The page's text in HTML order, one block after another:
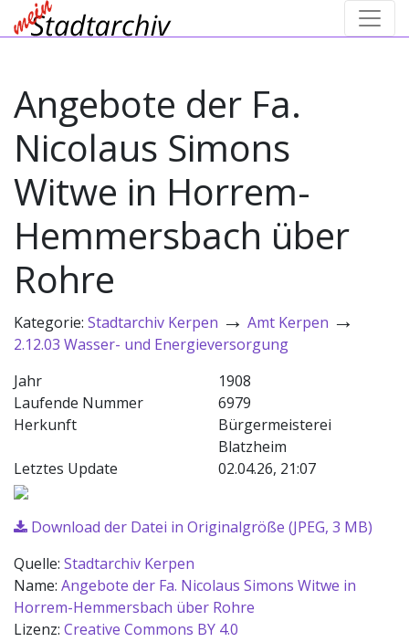
Angebote der Fa.
Nicolaus Simons
Witwe in Horrem-
Hemmersbach über
Rohre
Kategorie: Stadtarchiv Kerpen → Amt Kerpen →
2.12.03 Wasser- und Energieversorgung
Jahr
1908
Laufende Nummer
6979
Herkunft
Bürgermeisterei
Blatzheim
Letztes Update
02.04.26, 21:07
Download der Datei in Originalgröße (JPEG, 3 MB)
Quelle: Stadtarchiv Kerpen
Name: Angebote der Fa. Nicolaus Simons Witwe in
Horrem-Hemmersbach über Rohre
Lizenz: Creative Commons BY 4.0